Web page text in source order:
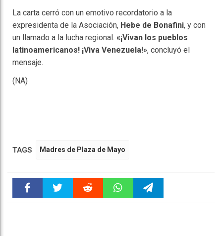
La carta cerró con un emotivo recordatorio a la
expresidenta de la Asociación, Hebe de Bonafini, y con
un llamado a la lucha regional. «¡Vivan los pueblos
latinoamericanos! ¡Viva Venezuela!», concluyó el
mensaje.
(NA)
TAGS Madres de Plaza de Mayo